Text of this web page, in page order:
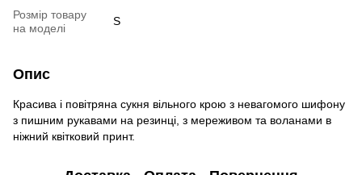
Розмір товару
на моделі
S
Опис
Красива і повітряна сукня вільного крою з невагомого шифону
з пишним рукавами на резинці, з мереживом та воланами в
ніжний квітковий принт.